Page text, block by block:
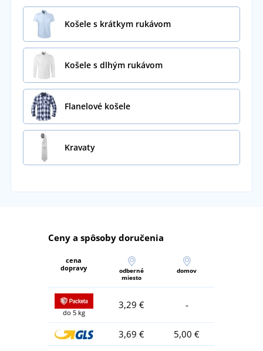
Košele s krátkym rukávom
Košele s dlhým rukávom
Flanelové košele
Kravaty
Ceny a spôsoby doručenia
cena
dopravy
odberné
miesto
domov
do 5 kg
3,29 € -
3,69 €
5,00 €